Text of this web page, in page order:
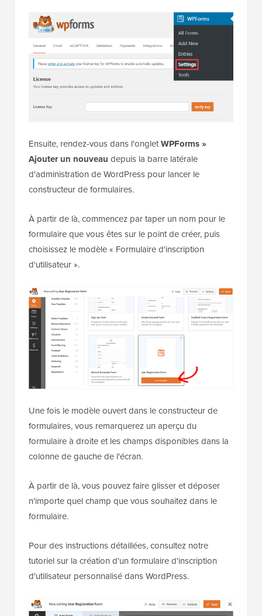
Ensuite, rendez-vous dans l'ongletWPForms »
Ajouter un nouveau depuis la barre latérale
d'administration de WordPress pour lancer le
constructeur de formulaires.
À partir de là, commencez par taper un nom pour le
formulaire que vous êtes sur le point de créer, puis
choisissez le modèle « Formulaire d'inscription
d'utilisateur ».
Une fois le modèle ouvert dans le constructeur de
formulaires, vous remarquerez un aperçu du
formulaire à droite et les champs disponibles dans la
colonne de gauche de l'écran.
À partir de là, vous pouvez faire glisser et déposer
n'importe quel champ que vous souhaitez dans le
formulaire.
Pour des instructions détaillées, consultez notre
tutoriel sur la création d'un formulaire d'inscription
d'utilisateur personnalisé dans WordPress.